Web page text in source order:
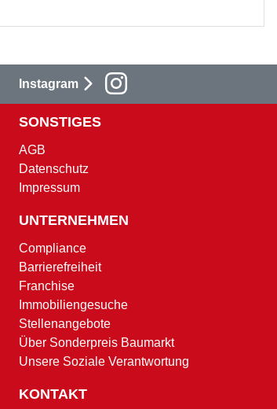
Instagram
SONSTIGES
AGB
Datenschutz
Impressum
UNTERNEHMEN
Compliance
Barrierefreiheit
Franchise
Immobiliengesuche
Stellenangebote
Über Sonderpreis Baumarkt
Unsere Soziale Verantwortung
KONTAKT